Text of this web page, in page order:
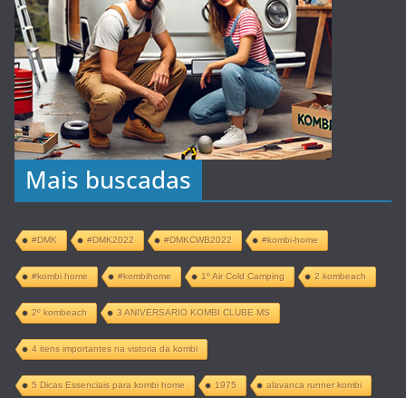
Mais buscadas
#DMK #DMK2022 #DMKCWB2022 #kombi-home
#kombi home #kombihome 1º Air Cold Camping 2 kombeach
2º kombeach 3 ANIVERSARIO KOMBI CLUBE MS
4 itens importantes na vistoria da kombi
5 Dicas Essenciais para kombi home 1975 alavanca runner kombi